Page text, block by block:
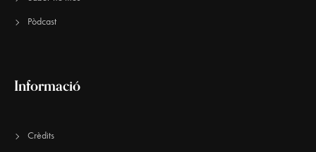
Pòdcast
Informació
Crèdits